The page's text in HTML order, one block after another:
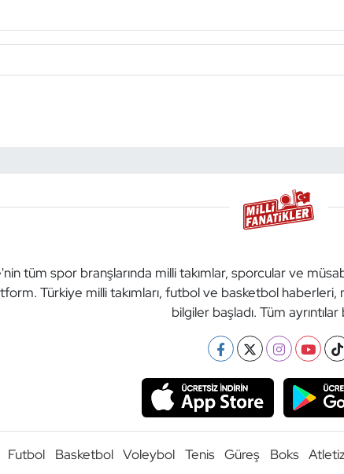
tüm spor branşlarında milli takımlar, sporcular ve
Türkiye milli takımları, futbol ve basketbol
bilgiler başladı. Tüm
Futbol Basketbol Voleybol Tenis Güreş Boks